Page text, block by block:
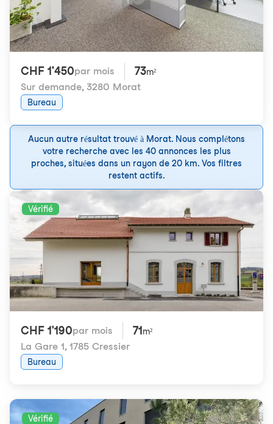
CHF 1'450par mois 73m²
Sur demande, 3280 Morat
Bureau
Aucun autre résultat trouvé à Morat. Nous complétons
votre recherche avec les 40 annonces les plus
proches, situées dans un rayon de 20 km. Vos filtres
restent actifs.
Vérifié
CHF 1'190par mois 71 m²
La Gare 1, 1785 Cressier
Bureau
Vérifié